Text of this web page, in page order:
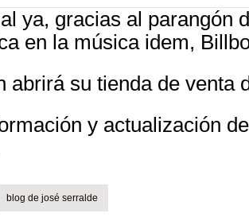
ya, gracias al parangón
en la música idem,
abrirá su tienda de venta
y actualización
amazon venderá mp3... ¿el efecto emi?
blog de josé serralde